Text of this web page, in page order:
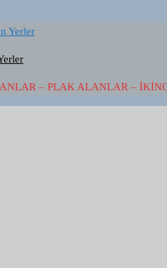
– PLAK ALANLAR –